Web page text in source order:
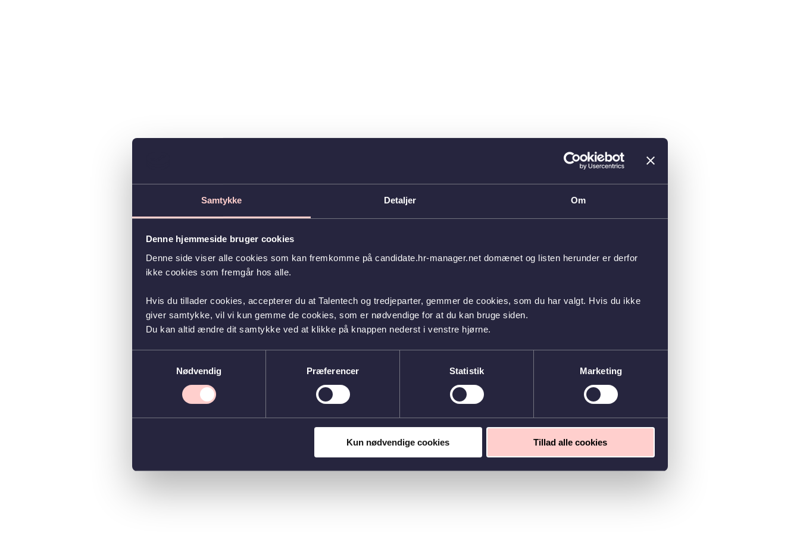
Samtykke Detaljer Om
Denne hjemmeside bruger cookies
Denne side viser alle cookies som kan fremkomme på candidate.hr-manager.net domænet og listen herunder er derfor
ikke cookies som fremgår hos alle.
Hvis du tillader cookies, accepterer du at Talentech og tredjeparter, gemmer de cookies, som du har valgt. Hvis du ikke
giver samtykke, vil vi kun gemme de cookies, som er nødvendige for at du kan bruge siden.
Du kan altid ændre dit samtykke ved at klikke på knappen nederst i venstre hjørne.
Nødvendig
Præferencer Statistik Marketing
Kun nødvendige cookies Tillad alle cookies